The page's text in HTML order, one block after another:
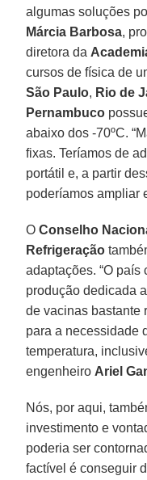
algumas soluções
Márcia Barbosa,
diretora da
cursos de física de
São Paulo, Rio de
Pernambuco
abaixo dos -70ºC.
fixas. Teríamos de
portátil e, a partir
poderíamos ampliar
OConselho
Refrigeração
adaptações. “O
produção dedicada
de vacinas bastante
para a necessidade
temperatura,
engenheiro Ariel
Nós, por aqui,
investimento e
poderia ser
factível é conseguir